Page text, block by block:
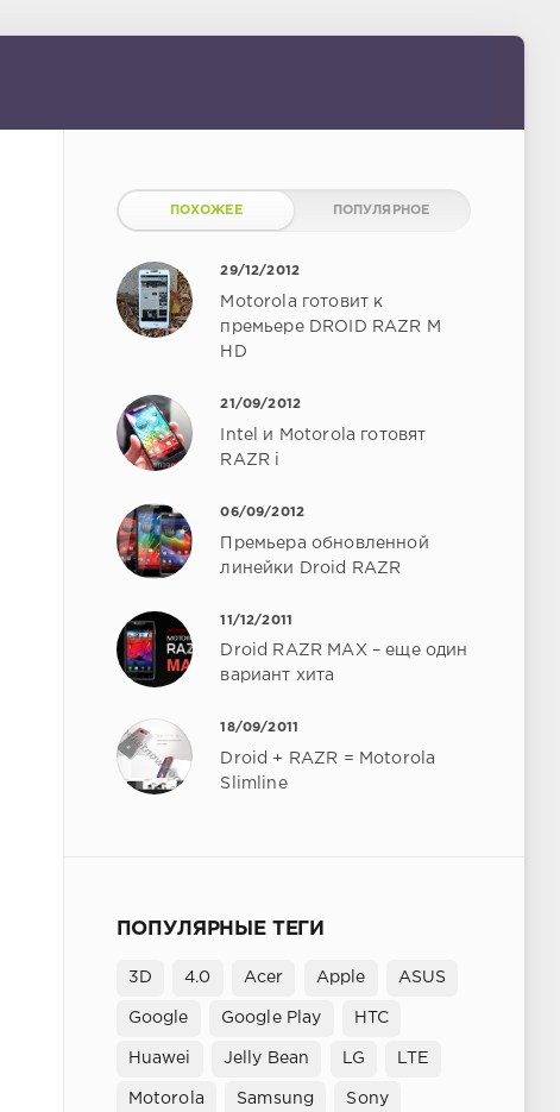
ПОХОЖЕЕ ПОПУЛЯРНОЕ
29/12/2012
Motorola готовит к
премьере DROID RAZR M
HD
21/09/2012
Intel и Motorola готовят
RAZR i
06/09/2012
Премьера обновленной
линейки Droid RAZR
11/12/2011
Droid RAZR MAX – еще один
вариант хита
18/09/2011
Droid + RAZR = Motorola
Slimline
ПОПУЛЯРНЫЕ ТЕГИ
3D 4.0 Acer Apple ASUS
Google Google Play HTC
Huawei Jelly Bean LG LTE
Motorola Samsung Sony